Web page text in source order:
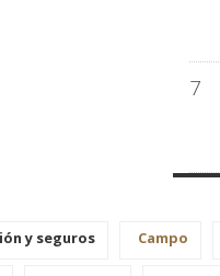
7
y seguros Campo